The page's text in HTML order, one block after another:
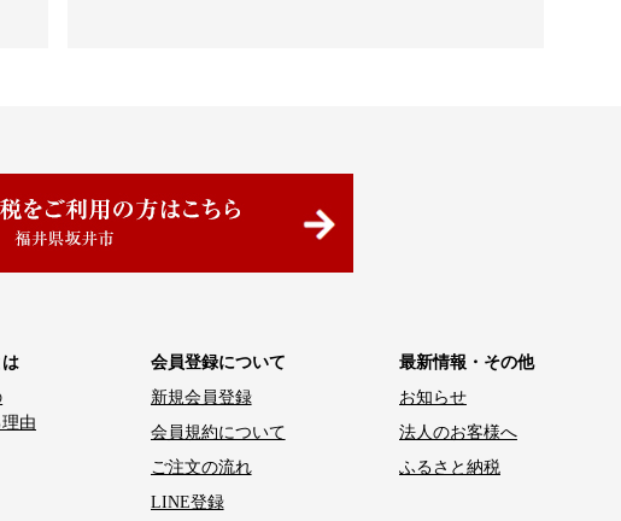
由
会員登録について
新規会員登録
会員規約について
ご注文の流れ
LINE登録
最新情報・その他
お知らせ
法人のお客様へ
ふるさと納税